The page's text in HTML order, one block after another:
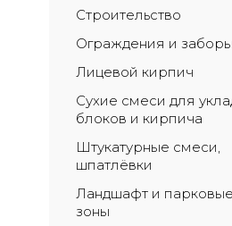
Строительство
Ограждения и заборы
Лицевой кирпич
Сухие смеси для
блоков и кирпича
Штукатурные смеси,
шпатлёвки
Ландшафт и парковые
зоны